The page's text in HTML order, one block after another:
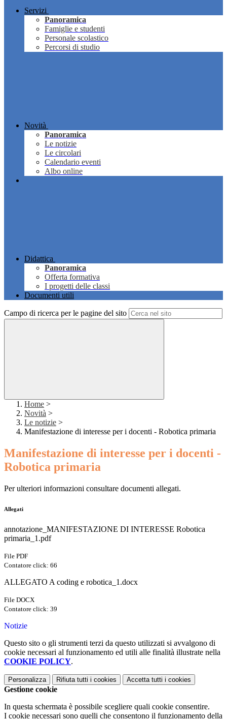
Servizi
Panoramica
Famiglie e studenti
Personale scolastico
Percorsi di studio
Novità
Panoramica
Le notizie
Le circolari
Calendario eventi
Albo online
Didattica
Panoramica
Offerta formativa
I progetti delle classi
Documenti utili
Campo di ricerca per le pagine del sito
Home >
Novità >
Le notizie >
Manifestazione di interesse per i docenti - Robotica primaria
Manifestazione di interesse per i docenti -
Robotica primaria
Per ulteriori informazioni consultare documenti allegati.
Allegati
annotazione_MANIFESTAZIONE DI INTERESSE Robotica
primaria_1.pdf
File PDF
Contatore click: 66
ALLEGATO A coding e robotica_1.docx
File DOCX
Contatore click: 39
Notizie
Questo sito o gli strumenti terzi da questo utilizzati si avvalgono di
cookie necessari al funzionamento ed utili alle finalità illustrate nella
COOKIE POLICY.
Personalizza Rifiuta tutti i cookies Accetta tutti i cookies
Gestione cookie
In questa schermata è possibile scegliere quali cookie consentire.
I cookie necessari sono quelli che consentono il funzionamento della